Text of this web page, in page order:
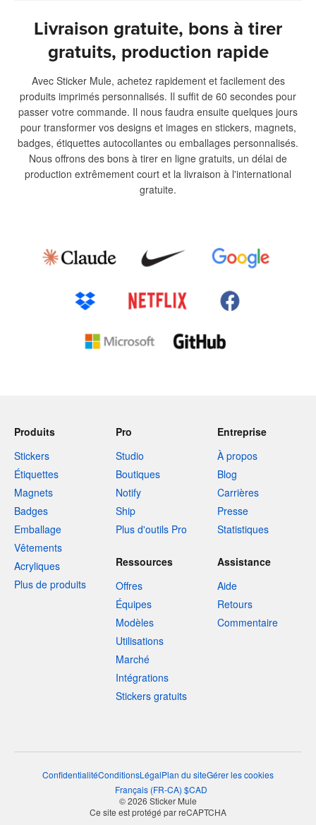
Livraison gratuite, bons à tirer
gratuits, production rapide
Avec Sticker Mule, achetez rapidement et facilement des
produits imprimés personnalisés. Il suffit de 60 secondes pour
passer votre commande. Il nous faudra ensuite quelques jours
pour transformer vos designs et images en stickers, magnets,
badges, étiquettes autocollantes ou emballages personnalisés.
Nous offrons des bons à tirer en ligne gratuits, un délai de
production extrêmement court et la livraison à l'international
gratuite.
Produits
Stickers
Étiquettes
Magnets
Badges
Emballage
Vêtements
Acryliques
Plus de produits
Pro
Studio
Boutiques
Notify
Ship
Plus d'outils Pro
Entreprise
À propos
Blog
Carrières
Presse
Statistiques
Ressources
Offres
Équipes
Modèles
Utilisations
Marché
Intégrations
Stickers gratuits
Assistance
Aide
Retours
Commentaire
ConfidentialitéConditionsLégalPlan du siteGérer les cookies
Français(FR-CA) $CAD
© 2026 Sticker Mule
Ce site est protégé par reCAPTCHA